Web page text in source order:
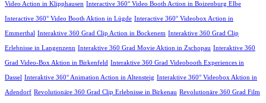
Video Action in Klipphausen Interactive 360° Video Booth Action in Boizenburg Elbe
Interactive 360° Video Booth Aktion in Lügde Interactive 360° Videobox Action in
Emmerthal Interaktive 360 Grad Clip Action in Bockenem Interaktive 360 Grad Clip
Erlebnisse in Langenzenn Interaktive 360 Grad Movie Aktion in Zschopau Interaktive 360
Grad Video-Box Aktion in Birkenfeld Interaktive 360 Grad Videobooth Experiences in
Dassel Interaktive 360° Animation Action in Altensteig Interaktive 360° Videobox Aktion in
Adendorf Revolutionäre 360 Grad Clip Erlebnisse in Birkenau Revolutionäre 360 Grad Film